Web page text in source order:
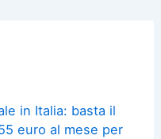
in Italia: basta il
euro al mese per